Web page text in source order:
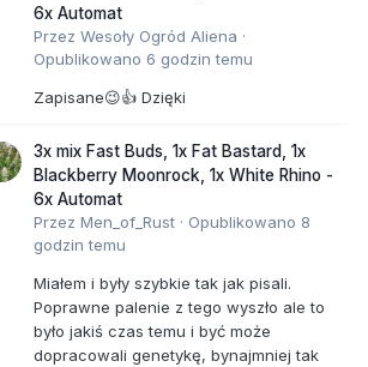
6x Automat
Przez Wesoły Ogród Aliena ·
Opublikowano 6 godzin temu
Zapisane😉👍 Dzięki
3x mix Fast Buds, 1x Fat Bastard, 1x
Blackberry Moonrock, 1x White Rhino -
6x Automat
Przez Men_of_Rust · Opublikowano 8
godzin temu
Miałem i były szybkie tak jak pisali.
Poprawne palenie z tego wyszło ale to
było jakiś czas temu i być może
dopracowali genetykę, bynajmniej tak